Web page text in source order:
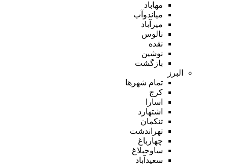
مهاباد
میاندوآب
میرآباد
نالوس
نقده
نوشین
بازگشت
البرز
تمام شهر‌ها
کرج
اسارا
اشتهارد
تنکمان
تهراندشت
چهارباغ
ساوجبلاغ
سعیدآباد